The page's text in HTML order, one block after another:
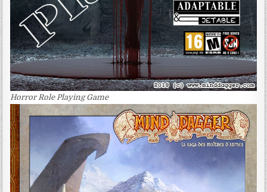
Horror Role Playing Game